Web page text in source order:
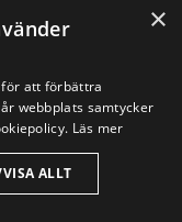
×
för att förbättra
webbplats samtycker
Läs mer
ALLT